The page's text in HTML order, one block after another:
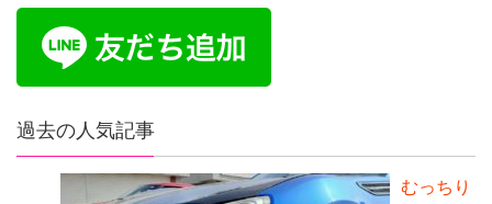
過去の人気記事
むっちり